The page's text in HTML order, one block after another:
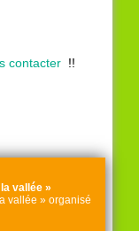
contacter!!
vallée »
vallée » organisé